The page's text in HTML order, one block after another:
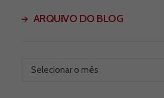
ARQUIVO DO BLOG
Arquivo